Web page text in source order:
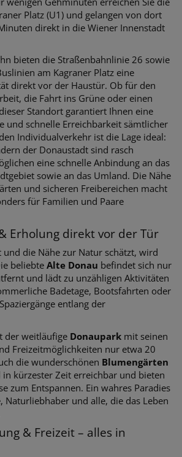
Platz (U1) und gelangen von dort
direkt in die Wiener Innenstadt
bieten die Straßenbahnlinie 26 sowie
am Kagraner Platz eine
direkt vor der Haustür. Ob für den
die Fahrt ins Grüne oder einen
Standort garantiert Ihnen eine
und schnelle Erreichbarkeit sämtlicher
Individualverkehr ist die Lage ideal:
der Donaustadt sind rasch
eine schnelle Anbindung an das
sowie an das Umland. Die Nähe
und sicheren Freibereichen macht
für Familien und Paare
Erholung direkt vor der Tür
die Nähe zur Natur schätzt, wird
beliebte Alte Donau befindet sich nur
und lädt zu unzähligen Aktivitäten
Badetage, Bootsfahrten oder
entlang der
der weitläufige Donaupark mit seinen
Freizeitmöglichkeiten nur etwa 20
die wunderschönen Blumengärten
in kürzester Zeit erreichbar und bieten
zum Entspannen. Ein wahres Paradies
Naturliebhaber und alle, die das Leben
& Freizeit – alles in